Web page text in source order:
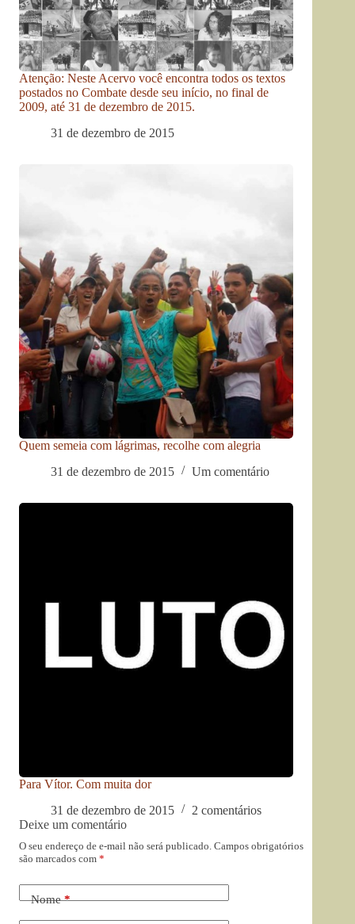
Atenção: Neste Acervo você encontra todos os textos
postados no Combate desde seu início, no final de
2009, até 31 de dezembro de 2015.
31 de dezembro de 2015
Quem semeia com lágrimas, recolhe com alegria
31 de dezembro de 2015
Um comentário
Para Vítor. Com muita dor
31 de dezembro de 2015
2 comentários
Deixe um comentário
O seu endereço de e-mail não será publicado. Campos obrigatórios
são marcados com *
Nome*